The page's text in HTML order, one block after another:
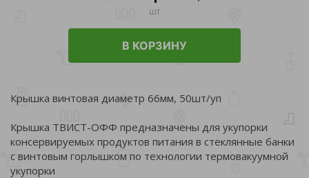
шт
В КОРЗИНУ
Крышка винтовая диаметр 66мм, 50шт/уп
Крышка ТВИСТ-ОФФ предназначены для укупорки
консервируемых продуктов питания в стеклянные банки
с винтовым горлышком по технологии термовакуумной
укупорки